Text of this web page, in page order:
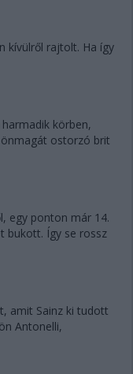
kívülről rajtolt. Ha így
körben,
ostorzó brit
egy ponton már 14.
bukott. Így se rossz
amit Sainz ki tudott
Antonelli,